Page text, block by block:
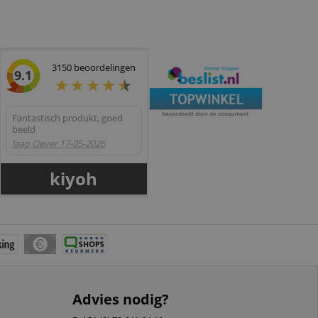
9.1 3150beoordelingen
Fantastisch produkt, goed
beeld
Jaap Oever 17-05-2026
kiyoh
Advies nodig?